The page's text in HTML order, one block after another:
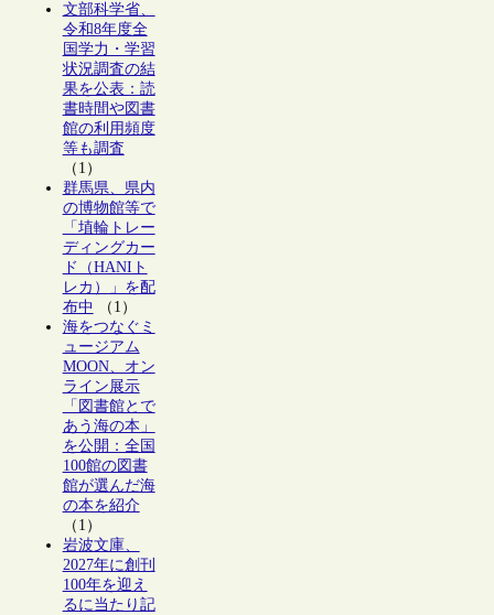
文部科学省、
令和8年度全
国学力・学習
状況調査の結
果を公表：読
書時間や図書
館の利用頻度
等も調査
（1）
群馬県、県内
の博物館等で
「埴輪トレー
ディングカー
ド（HANIト
レカ）」を配
布中 （1）
海をつなぐミ
ュージアム
MOON、オン
ライン展示
「図書館とで
あう海の本」
を公開：全国
100館の図書
館が選んだ海
の本を紹介
（1）
岩波文庫、
2027年に創刊
100年を迎え
るに当たり記